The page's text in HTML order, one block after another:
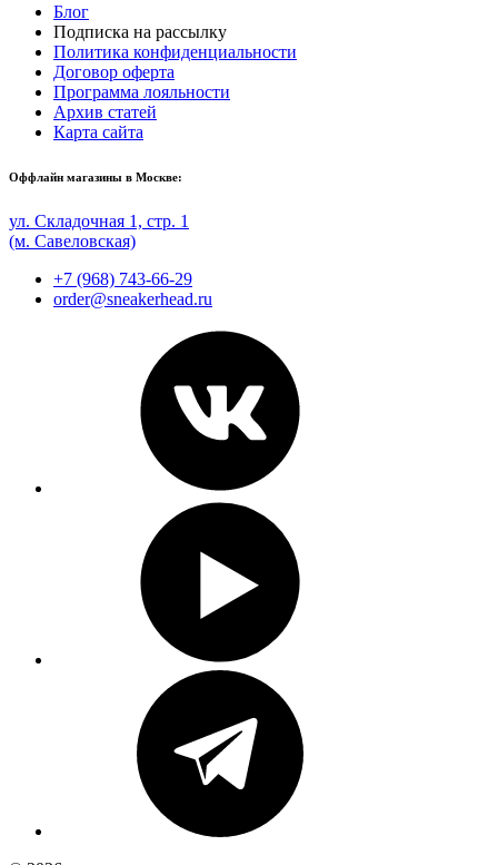
Блог
Подписка на рассылку
Политика конфиденциальности
Договор оферта
Программа лояльности
Архив статей
Карта сайта
Оффлайн магазины в Москве:
ул. Складочная 1, стр. 1
(м. Савеловская)
+7 (968) 743-66-29
order@sneakerhead.ru